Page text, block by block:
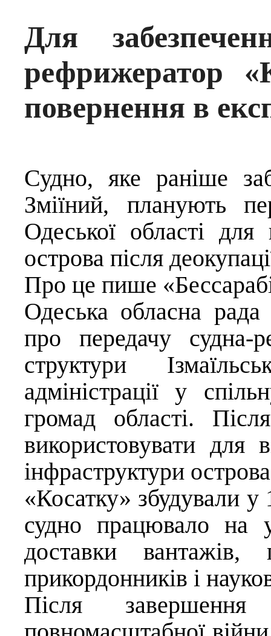
Для
рефрижератор
повернення в
Судно, яке раніше
Зміїний, планують
Одеської області для
острова після
Про це пише
Одеська обласна рада
про передачу судна-
структури
адміністрації у
громад області.
використовувати для
інфраструктури
«Косатку» збудували
судно працювало на
доставки вантажів,
прикордонників і
Після